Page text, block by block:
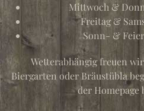
Mittwoch &
Freitag &
Sonn- &
Wetterabhängig freuen
Biergarten oder Bräustübla
der Homepage